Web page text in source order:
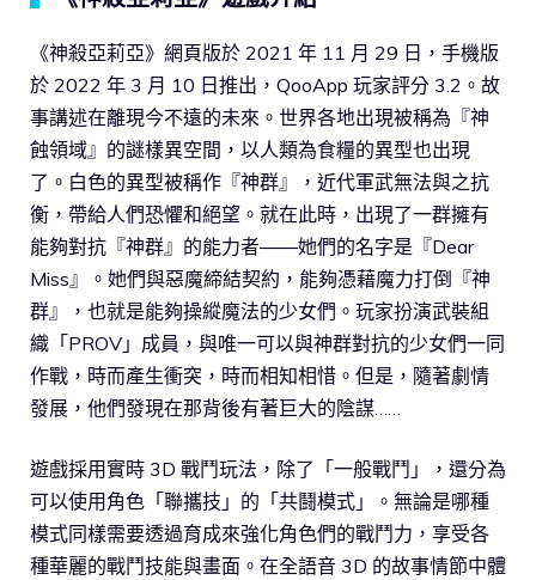
《神殺亞莉亞》網頁版於 2021 年 11 月 29 日，手機版
於 2022 年 3 月 10 日推出，QooApp 玩家評分 3.2。故
事講述在離現今不遠的未來。世界各地出現被稱為『神
蝕領域』的謎樣異空間，以人類為食糧的異型也出現
了。白色的異型被稱作『神群』，近代軍武無法與之抗
衡，帶給人們恐懼和絕望。就在此時，出現了一群擁有
能夠對抗『神群』的能力者――她們的名字是『Dear
Miss』。她們與惡魔締結契約，能夠憑藉魔力打倒『神
群』，也就是能夠操縱魔法的少女們。玩家扮演武裝組
織「PROV」成員，與唯一可以與神群對抗的少女們一同
作戰，時而產生衝突，時而相知相惜。但是，隨著劇情
發展，他們發現在那背後有著巨大的陰謀……
遊戲採用實時 3D 戰鬥玩法，除了「一般戰鬥」，還分為
可以使用角色「聯攜技」的「共鬪模式」。無論是哪種
模式同樣需要透過育成來強化角色們的戰鬥力，享受各
種華麗的戰鬥技能與畫面。在全語音 3D 的故事情節中體